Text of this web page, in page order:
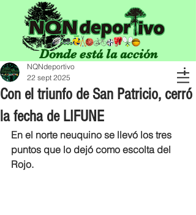
Donde está la acción
Con el triunfo de San Patricio, cerró
la fecha de LIFUNE
NQNdeportivo
22 sept 2025
En el norte neuquino se llevó los tres
puntos que lo dejó como escolta del
Rojo.